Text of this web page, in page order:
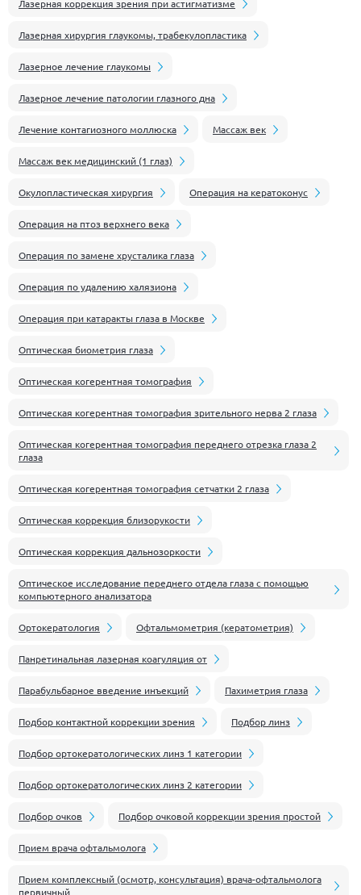
Лазерная коррекция зрения при астигматизме
Лазерная хирургия глаукомы, трабекулопластика
Лазерное лечение глаукомы
Лазерное лечение патологии глазного дна
Лечение контагиозного моллюска Массаж век
Массаж век медицинский (1 глаз)
Окулопластическая хирургия Операция на кератоконус
Операция на птоз верхнего века
Операция по замене хрусталика глаза
Операция по удалению халязиона
Операция при катаракты глаза в Москве
Оптическая биометрия глаза
Оптическая когерентная томография
Оптическая когерентная томография зрительного нерва 2 глаза
Оптическая когерентная томография переднего отрезка глаза 2
глаза
Оптическая когерентная томография сетчатки 2 глаза
Оптическая коррекция близорукости
Оптическая коррекция дальнозоркости
Оптическое исследование переднего отдела глаза с помощью
компьютерного анализатора
Ортокератология Офтальмометрия (кератометрия)
Панретинальная лазерная коагуляция от
Парабульбарное введение инъекций Пахиметрия глаза
Подбор контактной коррекции зрения Подбор линз
Подбор ортокератологических линз 1 категории
Подбор ортокератологических линз 2 категории
Подбор очков Подбор очковой коррекции зрения простой
Прием врача офтальмолога
Прием комплексный (осмотр, консультация) врача-офтальмолога
первичный